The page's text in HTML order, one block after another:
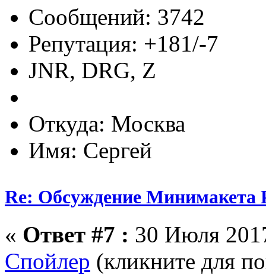
Сообщений: 3742
Репутация: +181/-7
JNR, DRG, Z
Откуда: Москва
Имя: Сергей
Re: Обсуждение Минимакета
« Ответ #7 : 30 Июля
Спойлер (кликните для